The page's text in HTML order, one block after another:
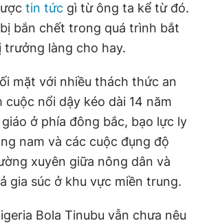
tin tức gì từ ông ta kể từ đó.
bắn chết trong quá trình bắt
trưởng làng cho hay.
mặt với nhiều thách thức an
cuộc nổi dậy kéo dài 14 năm
ở phía đông bắc, bạo lực ly
nam và các cuộc đụng độ
xuyên giữa nông dân và
gia súc ở khu vực miền trung.
Bola Tinubu vẫn chưa nêu